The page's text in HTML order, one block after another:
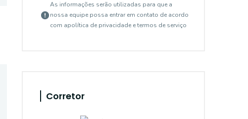
As informações serão utilizadas para que a
nossa equipe possa entrar em contato de acordo
com apolítica de privacidade e termos de serviço
Corretor